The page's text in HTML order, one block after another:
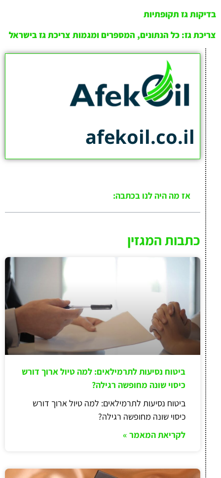
בדיקות גז תקופתיות
צריכת גז: כל הנתונים, המספרים ומגמות צריכת גז בישראל
afekoil.co.il
אז מה היה לנו בכתבה:
כתבות המגזין
ביטוח נסיעות לתרמילאים: למה טיול ארוך דורש
כיסוי שונה מחופשה רגילה?
ביטוח נסיעות לתרמילאים: למה טיול ארוך דורש
כיסוי שונה מחופשה רגילה?
לקריאת המאמר »